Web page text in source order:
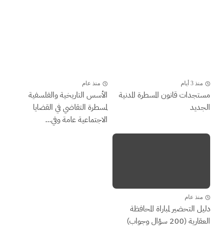
منذ 3 أيام
مستجدات قانون المسطرة المدنية
الجديد
منذ عام
الأسس التاريخية والفلسفية
لمسطرة التقاضي في القضايا
الاجتماعية عامة وفي...
منذ عام
دليل التحضير لمباراة المحافظة
العقارية (200 سؤال وجواب)